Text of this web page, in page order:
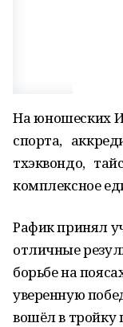
На юношеских
спорта,
тхэквондо,
комплексное
Рафик принял
отличные
борьбе на
уверенную
вошёл в тройку